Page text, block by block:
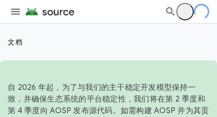
文档
自 2026 年起，为了与我们的主干稳定开发模型保持一
致，并确保生态系统的平台稳定性，我们将在第 2 季度和
第 4 季度向 AOSP 发布源代码。如需构建 AOSP 并为其贡